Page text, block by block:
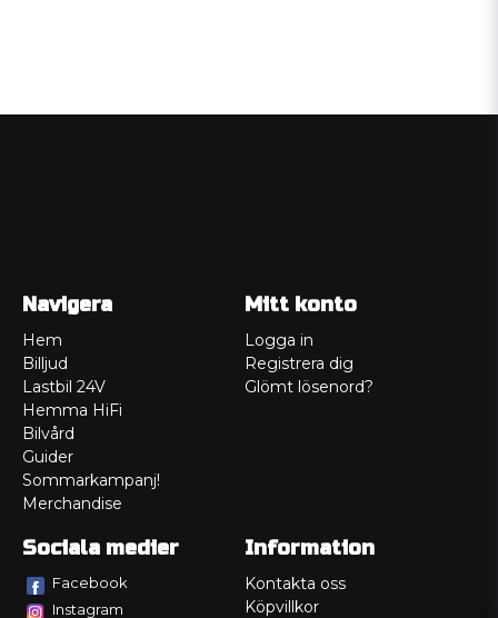
Navigera
Hem
Billjud
Lastbil 24V
Hemma HiFi
Bilvård
Guider
Sommarkampanj!
Merchandise
Mitt konto
Logga in
Registrera dig
Glömt lösenord?
Sociala medier
Facebook
Instagram
Information
Kontakta oss
Köpvillkor